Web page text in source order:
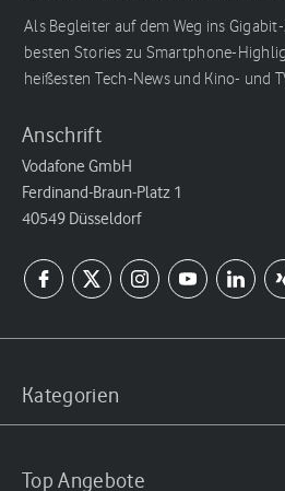
Als Begleiter auf dem Weg ins
besten Stories zu Smartphone-
heißesten Tech-News und Kino- und
Anschrift
Vodafone GmbH
Ferdinand-Braun-Platz 1
40549 Düsseldorf
Kategorien
Top Angebote